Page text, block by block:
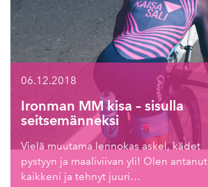
06.12.2018
Ironman MM kisa – sisulla
seitsemänneksi
Vielä muutama lennokas askel, kädet
pystyyn ja maaliviivan yli! Olen antanut
kaikkeni ja tehnyt juuri…